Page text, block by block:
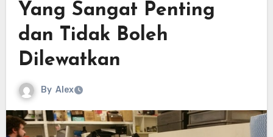
Yang Sangat Penting
dan Tidak Boleh
Dilewatkan
By Alex